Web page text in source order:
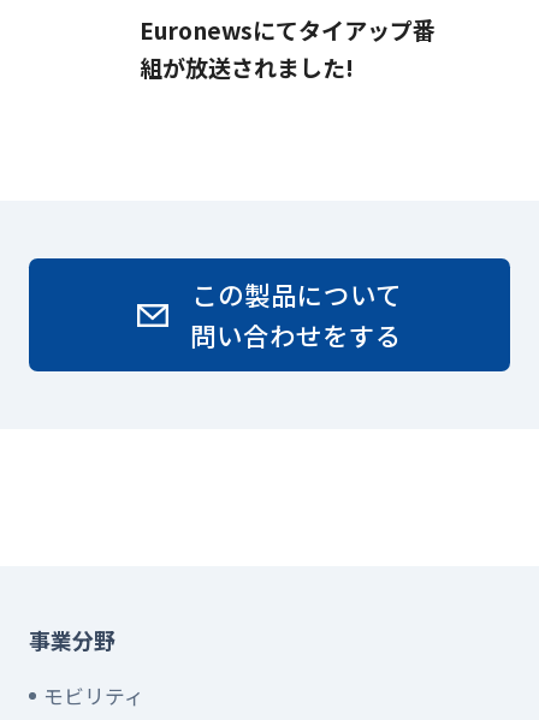
Euronewsにてタイアップ番
組が放送されました!
この製品について
問い合わせをする
事業分野
モビリティ